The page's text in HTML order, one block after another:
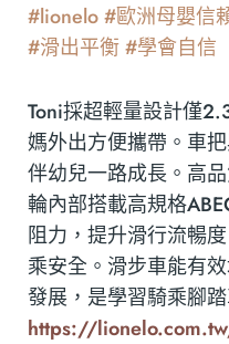
#lionelo #歐洲母嬰信
#滑出平衡 #學會自信
Toni採超輕量設計僅
媽外出方便攜帶。車
伴幼兒一路成長。高
輪內部搭載高規格
阻力，提升滑行流暢
乘安全。滑步車能有
發展，是學習騎乘腳
https://